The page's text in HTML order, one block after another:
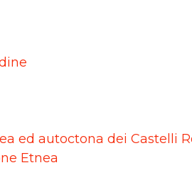
ed autoctona dei Castelli
Etnea